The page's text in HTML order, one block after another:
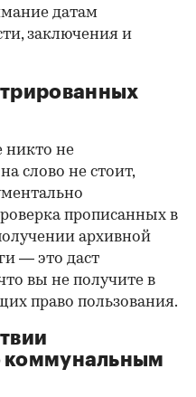
датам
заключения и
никто не
слово не стоит,
прописанных в
архивной
— это даст
вы не получите в
право пользования.
коммунальным